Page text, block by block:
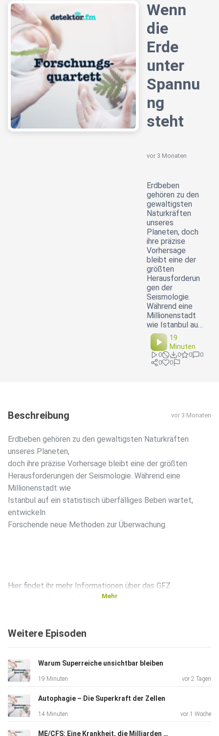
Wenn
die
Erde
unter
Spannu
ng
steht
vor 3 Monaten
Erdbeben
gehören zu den
gewaltigsten
Naturkräften
unseres
Planeten, doch
ihre präzise
Vorhersage
bleibt eine der
größten
Herausforderun
gen der
Seismologie.
Während eine
Millionenstadt
wie Istanbul au…
19
Minuten
0 0 0
0
0
0
Beschreibung vor 3 Monaten
Erdbeben gehören zu den gewaltigsten Naturkräften
unseres Planeten,
doch ihre präzise Vorhersage bleibt eine der größten
Herausforderungen der Seismologie. Während eine
Millionenstadt wie
Istanbul auf ein statistisch überfälliges Beben wartet,
entwickeln
Forschende neue Methoden zur Überwachung.
Hier findet ihr mehr Informationen über das GFZ
Helmholtz-Zentrum für Geoforschung:
Helmholtz-Zentrum für Geoforschung und ihre Forschung
findet ihr hier.
Am 29. April wird am International Day in Memory of the
Mehr
Weitere Episoden
Warum Superreiche unsichtbar bleiben
19 Minuten vor 2 Tagen
Autophagie – Die Superkraft der Zellen
14 Minuten vor 1 Woche
ME/CFS: Eine Krankheit, die Milliarden kostet